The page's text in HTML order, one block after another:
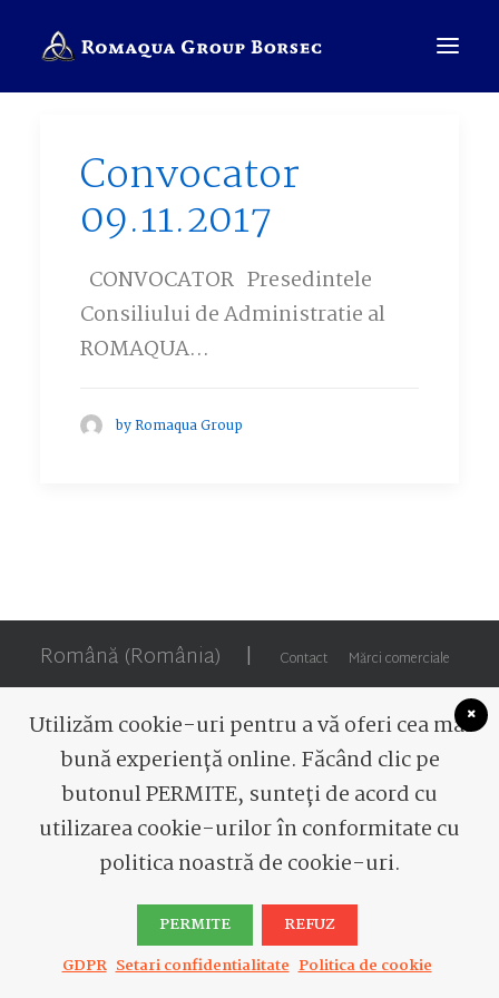
COMPANIE
BRANDURI
SALES PRESENTER
ROMÂNĂ
CAUTĂ
Convocator
09.11.2017
CONVOCATOR Presedintele
Consiliului de Administratie al
ROMAQUA…
by Romaqua Group
Română (România) | Contact Mărci comerciale
© 2026 Romaqua Group Borsec. Toate drepturile
rezervate
Utilizăm cookie-uri pentru a vă oferi cea mai
bună experiență online. Făcând clic pe
butonul PERMITE, sunteți de acord cu
utilizarea cookie-urilor în conformitate cu
politica noastră de cookie-uri.
PERMITE
REFUZ
GDPR Setari confidentialitate Politica de cookie